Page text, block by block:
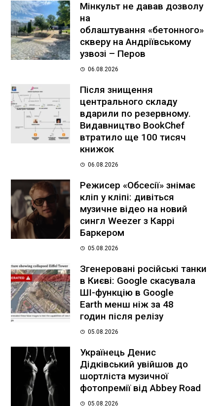
Мінкульт не давав дозволу
на
облаштування «бетонного»
скверу на Андріївському
узвозі – Перов
06.08.2026
Після знищення
центрального складу
вдарили по резервному.
Видавництво BookChef
втратило ще 100 тисяч
книжок
06.08.2026
Режисер «Обсесії» знімає
кліп у кліпі: дивіться
музичне відео на новий
сингл Weezer з Каррі
Баркером
05.08.2026
Згенеровані російські танки
в Києві: Google скасувала
ШІ-функцію в Google
Earth менш ніж за 48
годин після релізу
05.08.2026
Українець Денис
Дідківський увійшов до
шортліста музичної
фотопремії від Abbey Road
05.08.2026